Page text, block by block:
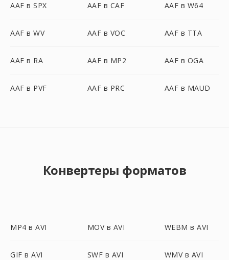
AAF в SPX AAF в CAF AAF в W64
AAF в WV AAF в VOC AAF в TTA
AAF в RA AAF в MP2 AAF в OGA
AAF в PVF AAF в PRC AAF в MAUD
Конвертеры форматов
MP4 в AVI MOV в AVI WEBM в AVI
GIF в AVI SWF в AVI WMV в AVI